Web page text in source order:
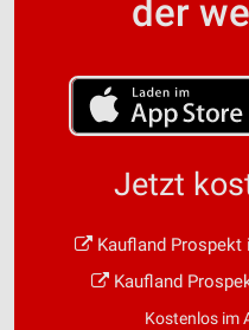
der
Jetzt
Kaufland Prospekt
Kaufland
Kostenlos im